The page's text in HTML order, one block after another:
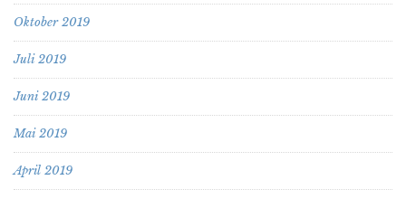
Oktober 2019
Juli 2019
Juni 2019
Mai 2019
April 2019